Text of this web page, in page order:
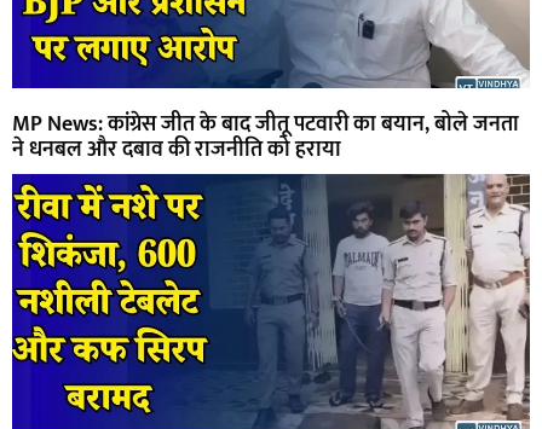
MP News: कांग्रेस जीत के बाद जीतू पटवारी का बयान, बोले जनता
ने धनबल और दबाव की राजनीति को हराया